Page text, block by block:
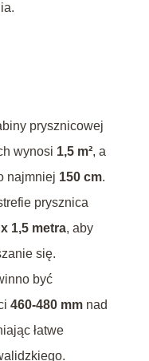
prysznicowej
wynosi 1,5 m², a
najmniej 150 cm.
prysznica
1,5 metra, aby
się.
być
460-480 mmnad
łatwe